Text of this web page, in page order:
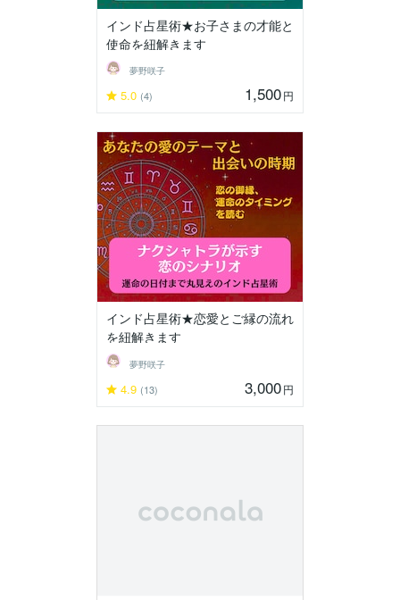
インド占星術★お子さまの才能と
使命を紐解きます
夢野咲子
5.0 (4) 1,500円
インド占星術★恋愛とご縁の流れ
を紐解きます
夢野咲子
4.9 (13) 3,000円